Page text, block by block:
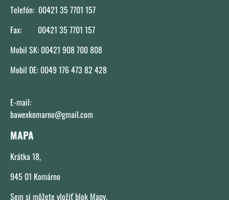
Telefón: 00421 35 7701 157
Fax: 00421 35 7701 157
Mobil SK: 00421 908 700 808
Mobil DE: 0049 176 473 82 428
E-mail:
bawexkomarno@gmail.com
MAPA
Krátka 18,
945 01 Komárno
Sem si môžete vložiť blok Mapy.